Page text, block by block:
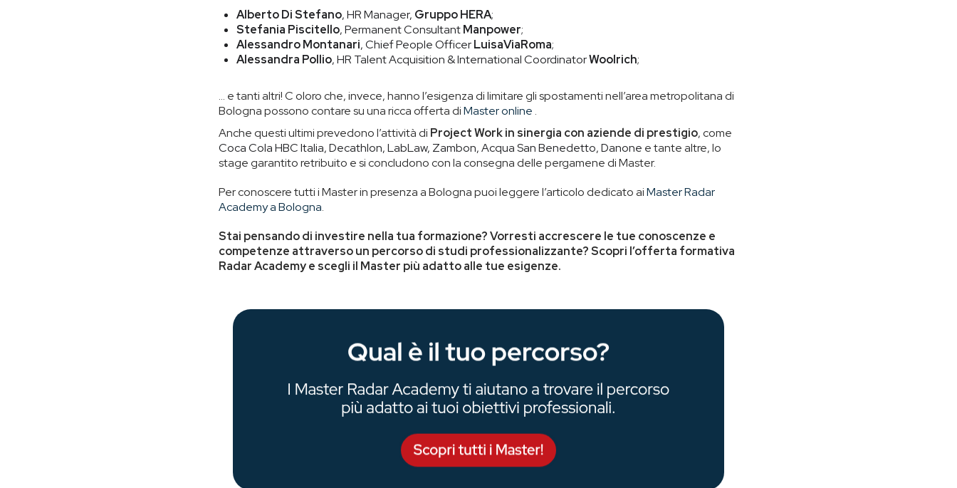
Alberto Di Stefano, HR Manager, Gruppo HERA;
Stefania Piscitello, Permanent ConsultantManpower;
Alessandro Montanari, Chief People OfficerLuisaViaRoma;
Alessandra Pollio, HR Talent Acquisition & International CoordinatorWoolrich;
… e tanti altri! Coloro che, invece, hanno l’esigenza di limitare gli spostamenti nell’area metropolitana di
Bologna possono contare su una ricca offerta diMaster online .
Anche questi ultimi prevedono l’attività di Project Work in sinergia con aziende di prestigio, come
Coca Cola HBC Italia, Decathlon, LabLaw, Zambon, Acqua San Benedetto, Danone e tante altre, lo
stage garantito retribuito e si concludono con la consegna delle pergamene di Master.
Per conoscere tutti i Master in presenza a Bologna puoi leggere l’articolo dedicato aiMaster Radar
Academy a Bologna.
Stai pensando di investire nella tua formazione? Vorresti accrescere le tue conoscenze e
competenze attraverso un percorso di studi professionalizzante? Scopri l’offerta formativa
Radar Academy e scegli il Master più adatto alle tue esigenze.